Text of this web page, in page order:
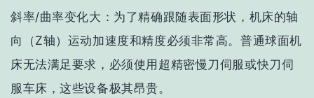
斜率/曲率变化大 ：为了精确跟随表面形状，机床的轴
向（Z轴）运动加速度和精度必须非常高。普通球面机
床无法满足要求，必须使用 超精密慢刀伺服或快刀伺
服车床 ，这些设备极其昂贵。